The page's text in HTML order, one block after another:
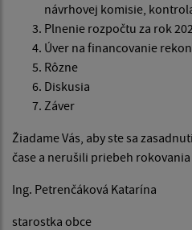
návrhovej komisie,
Plnenie rozpočtu za rok
Úver na financovanie
Rôzne
Diskusia
Záver
Žiadame Vás, aby ste sa
čase a nerušili priebeh
Ing. Petrenčáková Katarína
starostka obce